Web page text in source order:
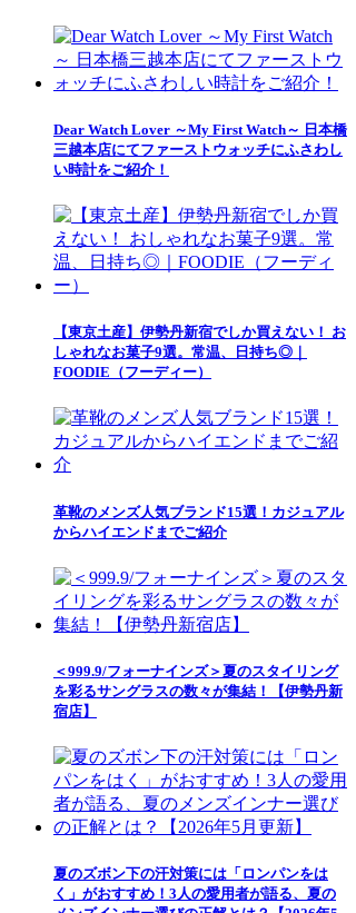
Dear Watch Lover ～My First Watch～ 日本橋
三越本店にてファーストウォッチにふさわし
い時計をご紹介！
【東京土産】伊勢丹新宿でしか買えない！ お
しゃれなお菓子9選。常温、日持ち◎｜
FOODIE（フーディー）
革靴のメンズ人気ブランド15選！カジュアル
からハイエンドまでご紹介
＜999.9/フォーナインズ＞夏のスタイリング
を彩るサングラスの数々が集結！【伊勢丹新
宿店】
夏のズボン下の汗対策には「ロンパンをは
く」がおすすめ！3人の愛用者が語る、夏の